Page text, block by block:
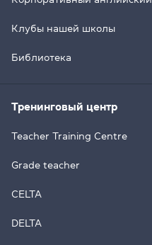
Клубы нашей школы
Библиотека
Тренинговый центр
Teacher Training Centre
Grade teacher
CELTA
DELTA